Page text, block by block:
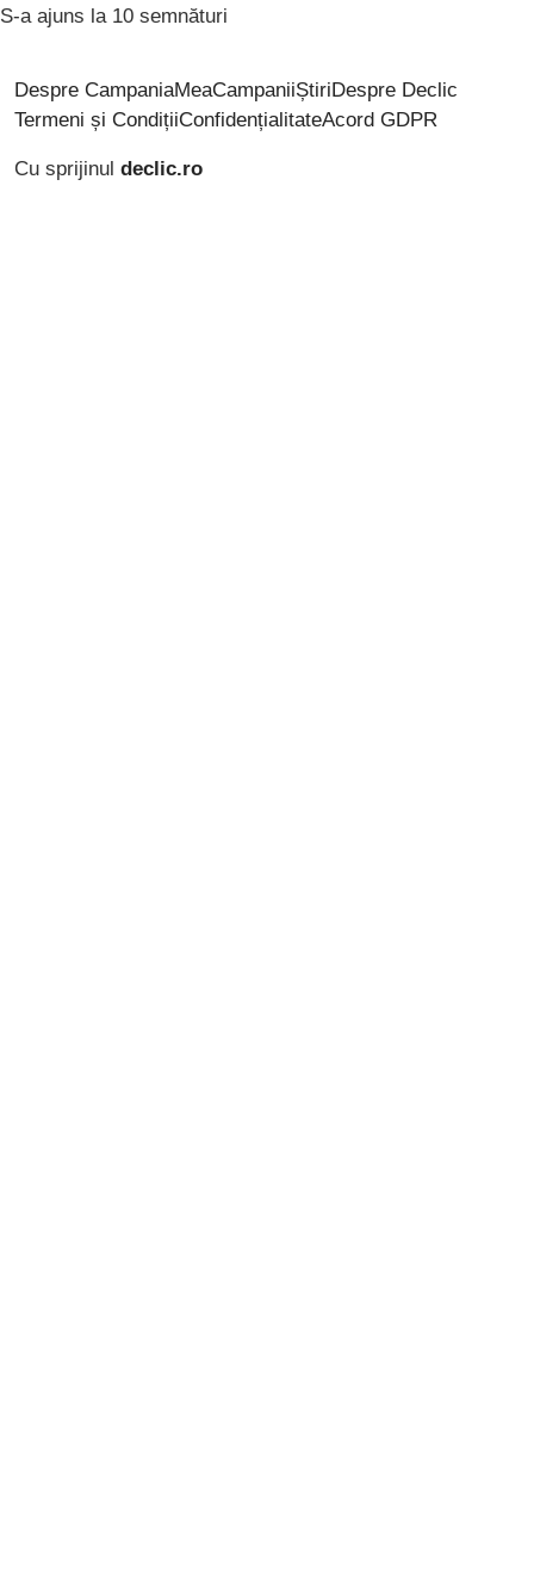
S-a ajuns la 10 semnături
Despre CampaniaMeaCampaniiȘtiriDespre Declic
Termeni și CondițiiConfidențialitateAcord GDPR
Cu sprijinul declic.ro